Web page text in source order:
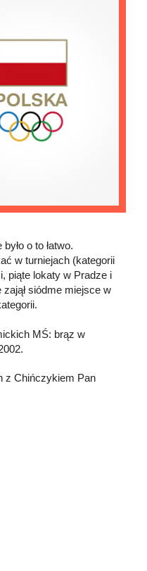
o to łatwo.
w turniejach (kategorii
piąte lokaty w Pradze i
siódme miejsce w
MŚ: brąz w
z Chińczykiem Pan